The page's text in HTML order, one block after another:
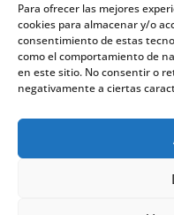
Para ofrecer las mejores
cookies para almacenar y/o
consentimiento de estas
como el comportamiento de
en este sitio. No consentir o
negativamente a ciertas
Lun-